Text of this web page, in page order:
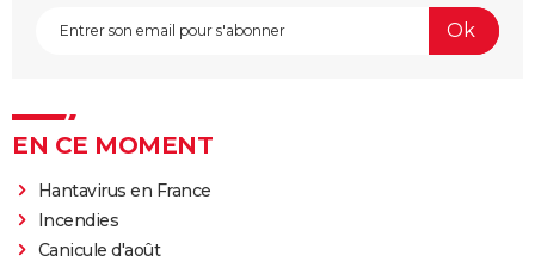
EN CE MOMENT
Hantavirus en France
Incendies
Canicule d'août